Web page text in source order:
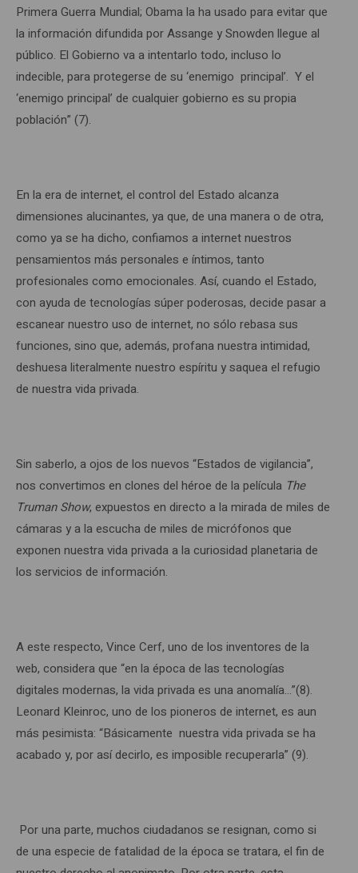
Primera Guerra Mundial; Obama la ha usado para evitar que
la información difundida por Assange y Snowden llegue al
público. El Gobierno va a intentarlo todo, incluso lo
indecible, para protegerse de su ‘enemigo principal’. Y el
‘enemigo principal’ de cualquier gobierno es su propia
población” (7).
En la era de internet, el control del Estado alcanza
dimensiones alucinantes, ya que, de una manera o de otra,
como ya se ha dicho, confiamos a internet nuestros
pensamientos más personales e íntimos, tanto
profesionales como emocionales. Así, cuando el Estado,
con ayuda de tecnologías súper poderosas, decide pasar a
escanear nuestro uso de internet, no sólo rebasa sus
funciones, sino que, además, profana nuestra intimidad,
deshuesa literalmente nuestro espíritu y saquea el refugio
de nuestra vida privada.
Sin saberlo, a ojos de los nuevos “Estados de vigilancia”,
nos convertimos en clones del héroe de la película The
Truman Show, expuestos en directo a la mirada de miles de
cámaras y a la escucha de miles de micrófonos que
exponen nuestra vida privada a la curiosidad planetaria de
los servicios de información.
A este respecto, Vince Cerf, uno de los inventores de la
web, considera que “en la época de las tecnologías
digitales modernas, la vida privada es una anomalía…”(8).
Leonard Kleinroc, uno de los pioneros de internet, es aun
más pesimista: “Básicamente nuestra vida privada se ha
acabado y, por así decirlo, es imposible recuperarla” (9).
Por una parte, muchos ciudadanos se resignan, como si
de una especie de fatalidad de la época se tratara, el fin de